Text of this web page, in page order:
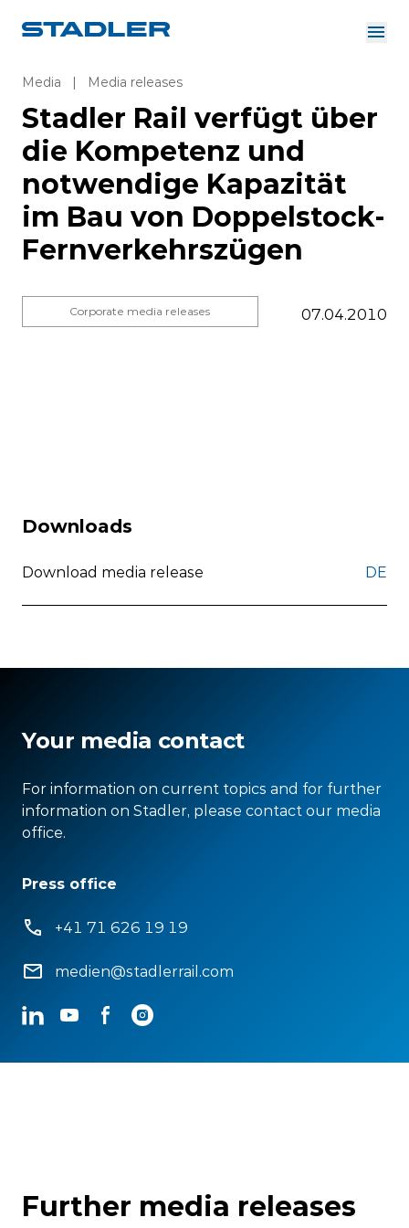
Investor Relations
Suppliers
Downloads
English
About us
Solutions
Careers
Media | Media releases
Stadler Rail verfügt über
die Kompetenz und
notwendige Kapazität
im Bau von Doppelstock-
Fernverkehrszügen
Corporate media releases 07.04.2010
Downloads
Download media release DE
Your media contact
For information on current topics and for further
information on Stadler, please contact our media
office.
Press office
+41 71 626 19 19
medien@stadlerrail.com
LinkedInYouTubeFacebookInstagram
Further media releases